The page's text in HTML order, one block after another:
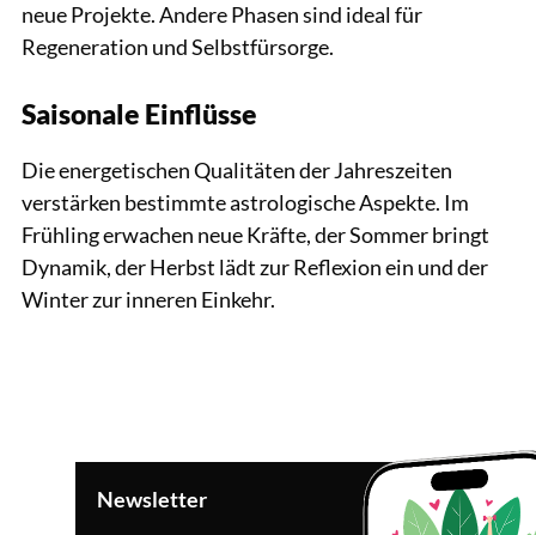
neue Projekte. Andere Phasen sind ideal für
Regeneration und Selbstfürsorge.
Saisonale Einflüsse
Die energetischen Qualitäten der Jahreszeiten
verstärken bestimmte astrologische Aspekte. Im
Frühling erwachen neue Kräfte, der Sommer bringt
Dynamik, der Herbst lädt zur Reflexion ein und der
Winter zur inneren Einkehr.
Newsletter